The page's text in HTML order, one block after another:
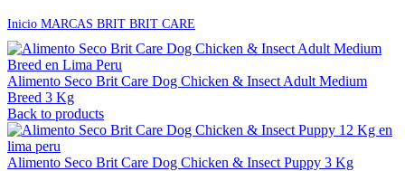
Inicio MARCAS BRIT BRIT CARE
Alimento Seco Brit Care Dog Chicken & Insect Adult Medium
Breed 3 Kg
Back to products
Alimento Seco Brit Care Dog Chicken & Insect Puppy 3 Kg